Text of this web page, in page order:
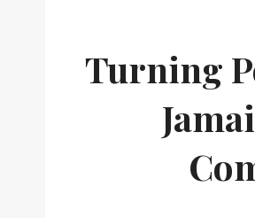
Turning